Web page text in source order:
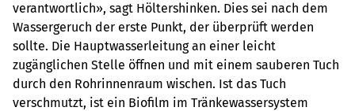
verantwortlich», sagt Höltershinken. Dies sei nach dem
Wassergeruch der erste Punkt, der überprüft werden
sollte. Die Hauptwasserleitung an einer leicht
zugänglichen Stelle öffnen und mit einem sauberen Tuch
durch den Rohr­innenraum wischen. Ist das Tuch
verschmutzt, ist ein Biofilm im Tränkewassersystem